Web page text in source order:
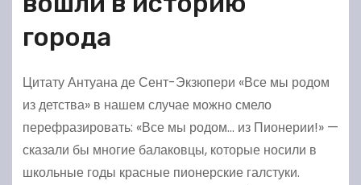
города
Цитату Антуана де Сент-Экзюпери «Все мы родом
из детства» в нашем случае можно смело
перефразировать: «Все мы родом… из Пионерии!» —
сказали бы многие балаковцы, которые носили в
школьные годы красные пионерские галстуки.